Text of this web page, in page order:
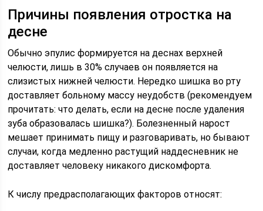
Причины появления отростка на
десне
Обычно эпулис формируется на деснах верхней
челюсти, лишь в 30% случаев он появляется на
слизистых нижней челюсти. Нередко шишка во рту
доставляет больному массу неудобств (рекомендуем
прочитать: что делать, если на десне после удаления
зуба образовалась шишка?). Болезненный нарост
мешает принимать пищу и разговаривать, но бывают
случаи, когда медленно растущий наддесневник не
доставляет человеку никакого дискомфорта.
К числу предрасполагающих факторов относят: